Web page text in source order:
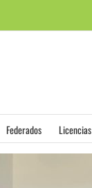
Federados Licencias